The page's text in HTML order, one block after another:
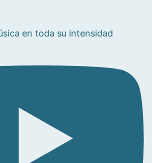
en toda su intensidad